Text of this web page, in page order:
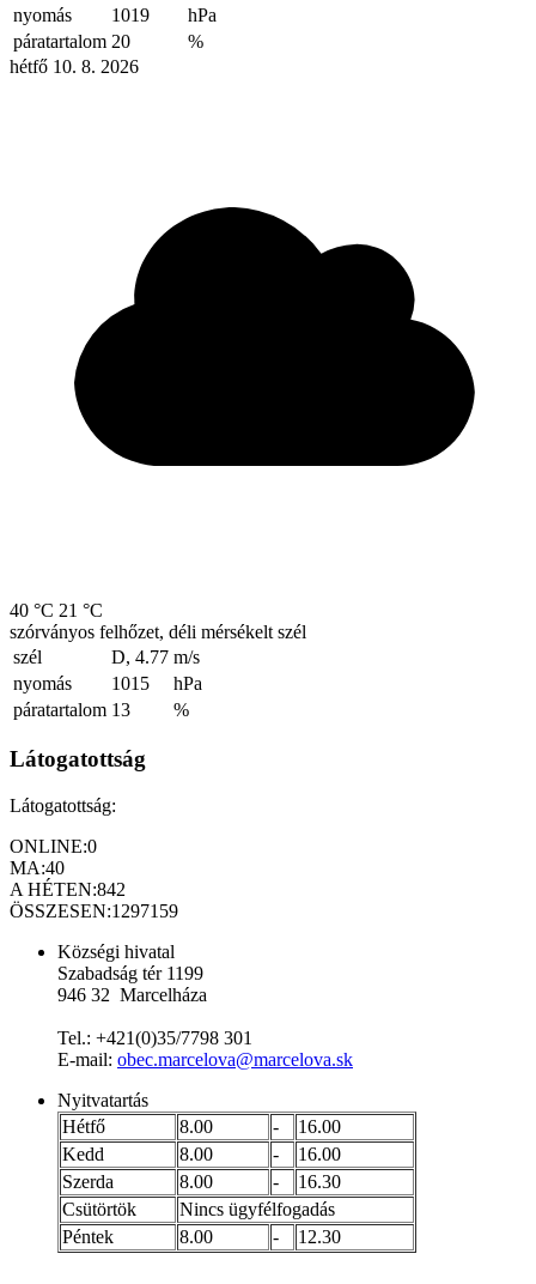
nyomás
1019
hPa
páratartalom 20
%
hétfő 10. 8. 2026
40 °C 21 °C
szórványos felhőzet, déli mérsékelt szél
szél
D, 4.77 m/s
nyomás
1015
hPa
páratartalom 13 %
Látogatottság
Látogatottság:
ONLINE:0
MA:40
A HÉTEN:842
ÖSSZESEN:1297159
Községi hivatal
Szabadság tér 1199
946 32 Marcelháza
Tel.: +421(0)35/7798 301
E-mail: obec.marcelova@marcelova.sk
Nyitvatartás
Hétfő
8.00 -
16.00
Kedd
8.00 -
16.00
Szerda
8.00 -
16.30
Csütörtök
Nincs ügyfélfogadás
Péntek
8.00 - 12.30